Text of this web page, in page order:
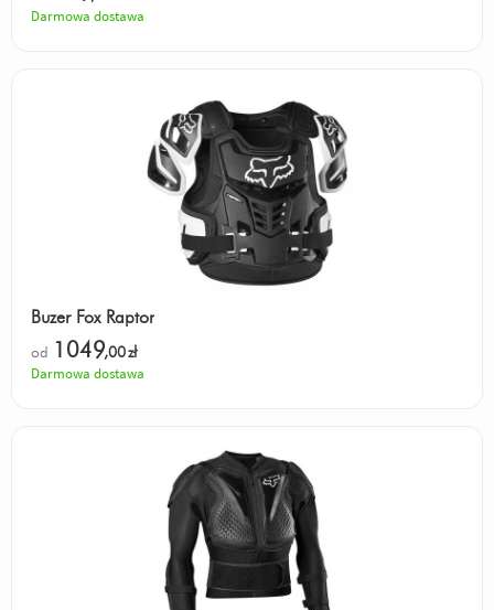
Darmowa dostawa
Buzer Fox Raptor
od 1049,00zł
Darmowa dostawa